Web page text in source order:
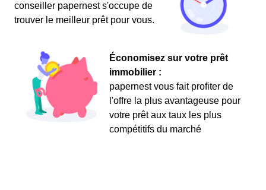
conseiller papernest s'occupe de
trouver le meilleur prêt pour vous.
Économisez sur votre prêt
immobilier :
papernest vous fait profiter de
l'offre la plus avantageuse pour
votre prêt aux taux les plus
compétitifs du marché